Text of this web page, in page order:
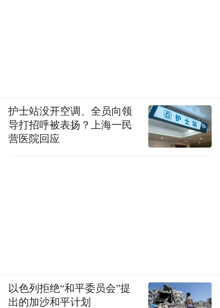
护士站没开空调、全员向领
导打招呼被表扬？上海一民
营医院回应
以色列拒绝“和平委员会”提
出的加沙和平计划